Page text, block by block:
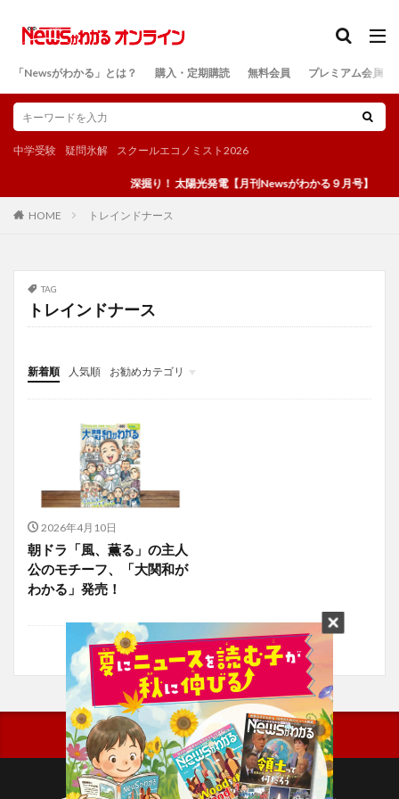
「Newsがわかる」とは？ 購入・定期購読 無料会員 プレミアム会員
中学受験 疑問氷解 スクールエコノミスト2026
深掘り！ 太陽光発電【月刊Newsがわかる９月号】
HOME トレインドナース
TAG
トレインドナース
新着順 人気順
お勧めカテゴリ
投稿
学び
マンガ
電子書籍
2026年4月10日
朝ドラ「風、薫る」の主人
公のモチーフ、「大関和が
わかる」発売！
検索